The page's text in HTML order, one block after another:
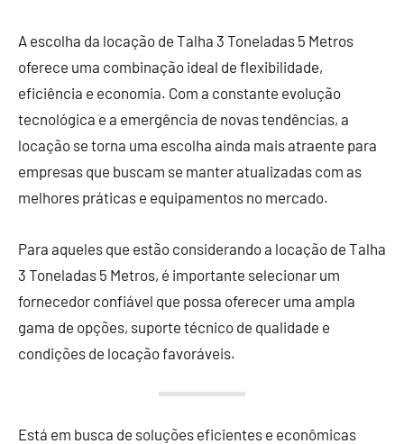
A escolha da locação de Talha 3 Toneladas 5 Metros
oferece uma combinação ideal de flexibilidade,
eficiência e economia. Com a constante evolução
tecnológica e a emergência de novas tendências, a
locação se torna uma escolha ainda mais atraente para
empresas que buscam se manter atualizadas com as
melhores práticas e equipamentos no mercado.
Para aqueles que estão considerando a locação de Talha
3 Toneladas 5 Metros, é importante selecionar um
fornecedor confiável que possa oferecer uma ampla
gama de opções, suporte técnico de qualidade e
condições de locação favoráveis.
Está em busca de soluções eficientes e econômicas